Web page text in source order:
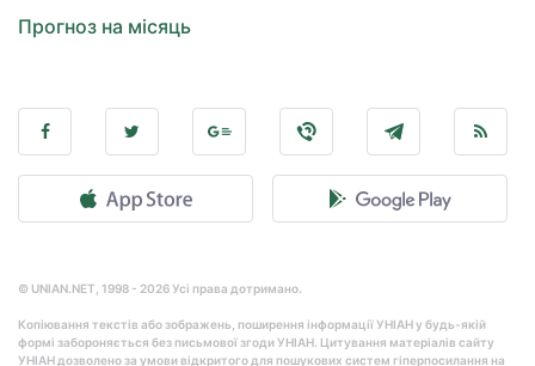
Прогноз на місяць
© UNIAN.NET, 1998 - 2026 Усі права дотримано.
Копіювання текстів або зображень, поширення інформації УНІАН у будь-якій
формі забороняється без письмової згоди УНІАН. Цитування матеріалів сайту
УНІАН дозволено за умови відкритого для пошукових систем гіперпосилання на